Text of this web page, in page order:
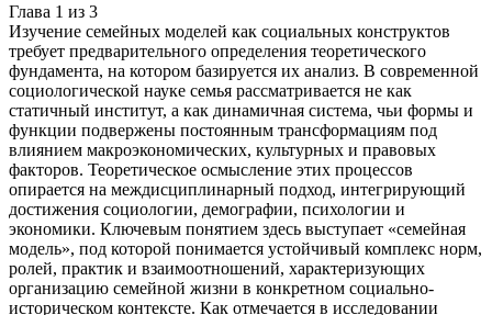
Глава 1 из 3
Изучение семейных моделей как социальных конструктов
требует предварительного определения теоретического
фундамента, на котором базируется их анализ. В современной
социологической науке семья рассматривается не как
статичный институт, а как динамичная система, чьи формы и
функции подвержены постоянным трансформациям под
влиянием макроэкономических, культурных и правовых
факторов. Теоретическое осмысление этих процессов
опирается на междисциплинарный подход, интегрирующий
достижения социологии, демографии, психологии и
экономики. Ключевым понятием здесь выступает «семейная
модель», под которой понимается устойчивый комплекс норм,
ролей, практик и взаимоотношений, характеризующих
организацию семейной жизни в конкретном социально-
историческом контексте. Как отмечается в исследовании